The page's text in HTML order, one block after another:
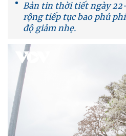
Bản tin thời tiết ngày
rộng tiếp tục bao phủ
độ giảm nhẹ.